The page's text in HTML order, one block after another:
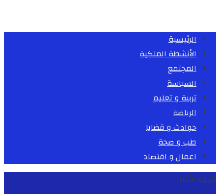
الرئيسية
الأنشطة الملكية
المجتمع
السياسة
تربية و تعليم
الرياضة
حوادث و قضايا
طب و صحة
اعمال و اقتصاد
شريط الأخبار